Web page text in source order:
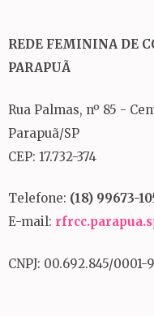
REDE FEMININA DE
PARAPUÃ
Rua Palmas, nº 85 -
Parapuã/SP
CEP: 17.732-374
Telefone: (18) 99673-
E-mail:
CNPJ: 00.692.845/0001-